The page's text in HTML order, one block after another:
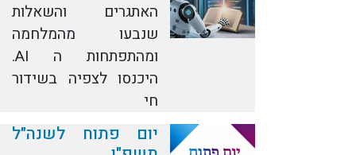
האתגרים והשאלות
שנבעו מהמלחמה
ומהתפתחות ה AI.
היכנסו לצפיה בשידור
חי
יום פתוח לשנה"ל